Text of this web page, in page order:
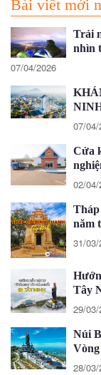
Bài viết mới
Trải
nhìn
07/04/2026
07/
Cửa
02/
năm
31/
Tây
29/
Núi
28/